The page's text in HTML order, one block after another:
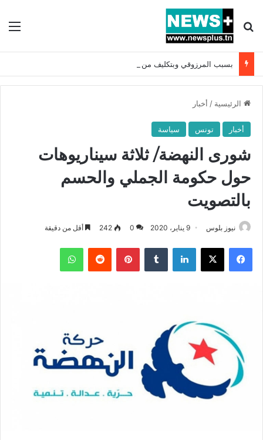
بحث عن
الرئيسية / أخبار
أخبار تونس سياسة
شورى النهضة/ ثلاثة سيناريوهات
حول حكومة الجملي والحسم
بالتصويت
نيوز بلوس 9 يناير، 2020 0
242 أقل من دقيقة
فيسبوك X لينكدإن بينتيريست واتساب